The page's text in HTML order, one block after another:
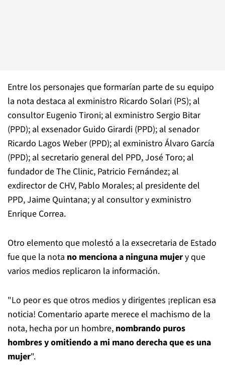
Entre los personajes que formarían parte de su equipo
la nota destaca al exministro Ricardo Solari (PS); al
consultor Eugenio Tironi; al exministro Sergio Bitar
(PPD); al exsenador Guido Girardi (PPD); al senador
Ricardo Lagos Weber (PPD); al exministro Álvaro García
(PPD); al secretario general del PPD, José Toro; al
fundador de The Clinic, Patricio Fernández; al
exdirector de CHV, Pablo Morales; al presidente del
PPD, Jaime Quintana; y al consultor y exministro
Enrique Correa.
Otro elemento que molestó a la exsecretaria de Estado
fue que la nota no menciona a ninguna mujery que
varios medios replicaron la información.
"Lo peor es que otros medios y dirigentes ¡replican esa
noticia! Comentario aparte merece el machismo de la
nota, hecha por un hombre, nombrando puros
hombres y omitiendo a mi mano derecha que es una
mujer".